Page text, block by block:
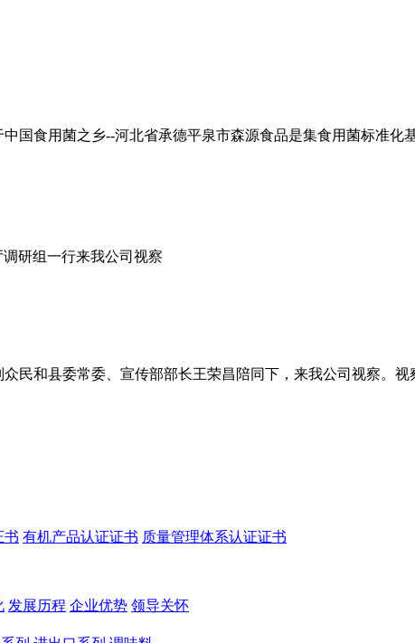
国食用菌之乡--河北省承德平泉市森源食品是集食用菌标准化
研组一行来我公司视察
民和县委常委、宣传部部长王荣昌陪同下，来我公司视察。
书 有机产品认证证书 质量管理体系认证证书
发展历程 企业优势 领导关怀